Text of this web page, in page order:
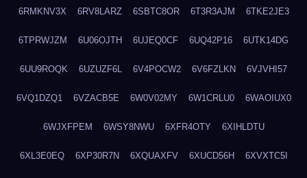
6RMKNV3X 6RV8LARZ 6SBTC8OR 6T3R3AJM 6TKE2JE3
6TPRWJZM 6U06OJTH 6UJEQ0CF 6UQ42P16 6UTK14DG
6UU9ROQK 6UZUZF6L 6V4POCW2 6V6FZLKN 6VJVHI57
6VQ1DZQ1 6VZACB5E 6W0V02MY 6W1CRLU0 6WAOIUX0
6WJXFPEM 6WSY8NWU 6XFR4OTY 6XIHLDTU
6XL3E0EQ 6XP30R7N 6XQUAXFV 6XUCD56H 6XVXTC5I